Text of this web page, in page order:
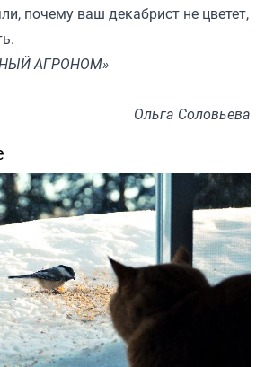
, почему ваш декабрист не цветет,
АГРОНОМ»
Ольга Соловьева